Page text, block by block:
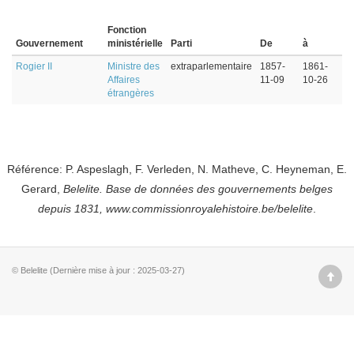
Gouvernement
Fonction
ministérielle
Parti De à
Rogier II
Ministre des
Affaires
étrangères
extraparlementaire
1857-
11-09
1861-
10-26
Référence: P. Aspeslagh, F. Verleden, N. Matheve, C. Heyneman, E.
Gerard, Belelite. Base de données des gouvernements belges
depuis 1831, www.commissionroyalehistoire.be/belelite
© Belelite (Dernière mise à jour : 2025-03-27)